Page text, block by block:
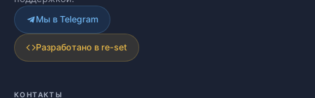
Мы в Telegram
Разработано в re-set
КОНТАКТЫ